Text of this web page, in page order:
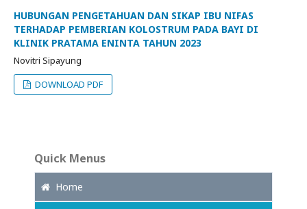
HUBUNGAN PENGETAHUAN DAN SIKAP IBU NIFAS
TERHADAP PEMBERIAN KOLOSTRUM PADA BAYI DI
KLINIK PRATAMA ENINTA TAHUN 2023
Novitri Sipayung
DOWNLOAD PDF
Quick Menus
Home